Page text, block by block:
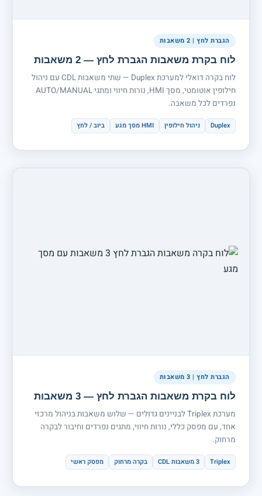
הגברת לחץ | 2 משאבות
לוח בקרת משאבות הגברת לחץ — 2 משאבות
לוח בקרה דואלי למערכת Duplex — שתי משאבות CDL עם ניהול
חילופין אוטומטי, מסך HMI, נורות חיווי ומתגי AUTO/MANUAL
נפרדים לכל משאבה.
Duplex ניהול חילופין HMI מסך מגע ביוב / לחץ
הגברת לחץ | 3 משאבות
לוח בקרת משאבות הגברת לחץ — 3 משאבות
מערכת Triplex לבניינים גדולים — שלוש משאבות בניהול מרכזי
אחד, עם מפסק כללי, נורות חיווי, מתגים נפרדים וחיבור לבקרה
מרחוק.
Triplex 3 משאבות CDL בקרה מרחוק מפסק ראשי